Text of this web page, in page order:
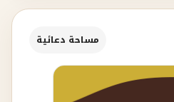
مساحة دعائية